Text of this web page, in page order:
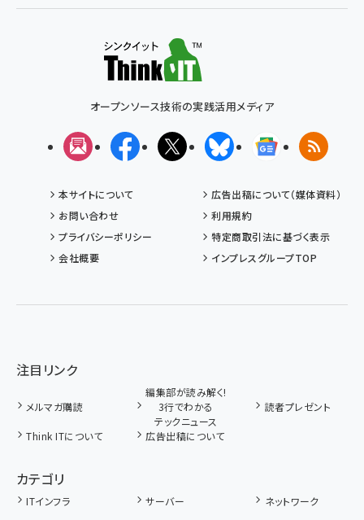
オープンソース技術の実践活用メディア
メルマガFacebookX(エックス)BlueskyGoogleニュ
RSS
本サイトについて
広告出稿について（媒体資料）
お問い合わせ
利用規約
プライバシーポリシー
特定商取引法に基づく表示
会社概要
インプレスグループTOP
注目リンク
メルマガ購読
編集部が読み解く!
3行でわかる
テックニュース
読者プレゼント
Think ITについて 広告出稿について
カテゴリ
ITインフラ サーバー
ネットワーク